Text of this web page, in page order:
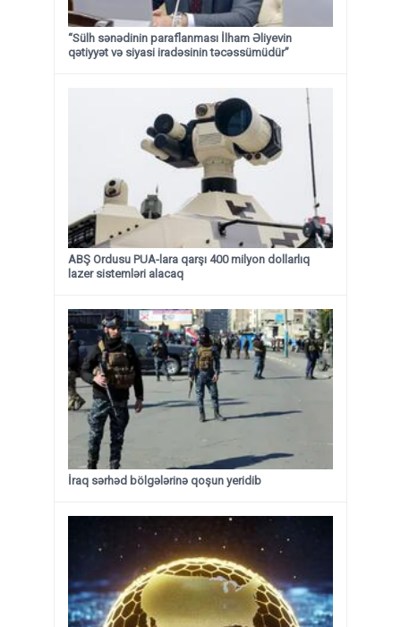
“Sülh sənədinin paraflanması İlham Əliyevin
qətiyyət və siyasi iradəsinin təcəssümüdür”
ABŞ Ordusu PUA-lara qarşı 400 milyon dollarlıq
lazer sistemləri alacaq
İraq sərhəd bölgələrinə qoşun yeridib